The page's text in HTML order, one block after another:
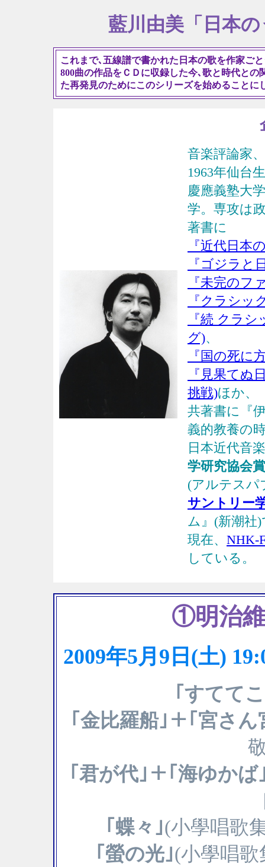
藍川由美「日本
これまで､五線譜で書かれた日本の歌を作家ご
800曲の作品をＣＤに収録した今､歌と時代と
た再発見のためにこのシリーズを始めることに
音楽評論家
1963年仙台
慶應義塾大
学。専攻は
著書に
『近代日本
『ゴジラと
『未完のフ
『クラシッ
『続 クラ
グ)、
『国の死に
『見果てぬ
挑戦)ほか、
共著書に『
義的教養の
日本近代音
学研究協会賞
(アルテスパ
サントリー
ム』(新潮社)
現在、 NHK-
している。
①明治
2009年5月9日(土)
｢すてて
｢金比羅船｣＋｢宮さん
｢君が代｣＋｢海ゆかば
｢蝶々｣(小學唱歌
｢螢の光｣(小學唱